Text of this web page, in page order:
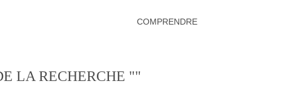
COMPRENDRE
LA RECHERCHE ""